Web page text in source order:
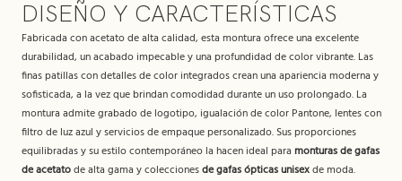
DISEÑO Y CARACTERÍSTICAS
Fabricada con acetato de alta calidad, esta montura ofrece una excelente
durabilidad, un acabado impecable y una profundidad de color vibrante. Las
finas patillas con detalles de color integrados crean una apariencia moderna y
sofisticada, a la vez que brindan comodidad durante un uso prolongado. La
montura admite grabado de logotipo, igualación de color Pantone, lentes con
filtro de luz azul y servicios de empaque personalizado. Sus proporciones
equilibradas y su estilo contemporáneo la hacen ideal para monturas de gafas
de acetatode alta gama y coleccionesde gafas ópticas unisexde moda.